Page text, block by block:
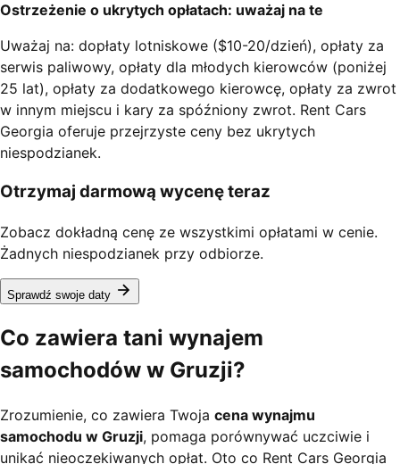
Ostrzeżenie o ukrytych opłatach: uważaj na te
Uważaj na: dopłaty lotniskowe ($10-20/dzień), opłaty za
serwis paliwowy, opłaty dla młodych kierowców (poniżej
25 lat), opłaty za dodatkowego kierowcę, opłaty za zwrot
w innym miejscu i kary za spóźniony zwrot. Rent Cars
Georgia oferuje przejrzyste ceny bez ukrytych
niespodzianek.
Otrzymaj darmową wycenę teraz
Zobacz dokładną cenę ze wszystkimi opłatami w cenie.
Żadnych niespodzianek przy odbiorze.
Sprawdź swoje daty
Co zawiera tani wynajem
samochodów w Gruzji?
Zrozumienie, co zawiera Twoja cena wynajmu
samochodu w Gruzji, pomaga porównywać uczciwie i
unikać nieoczekiwanych opłat. Oto co Rent Cars Georgia